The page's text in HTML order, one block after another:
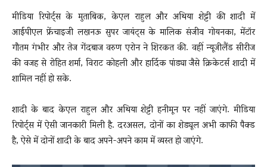
मीडिया रिपोर्ट्स के मुताबिक, केएल राहुल और अथिया शेट्टी की शादी में
आईपीएल फ्रेंचाइजी लखनऊ सुपर जायंट्स के मालिक संजीव गोयनका, मेंटॉर
गौतम गंभीर और तेज गेंदबाज वरुण एरोन ने शिरकत की. वहीं न्यूजीलैंड सीरीज
की वजह से रोहित शर्मा, विराट कोहली और हार्दिक पांड्या जैसे क्रिकेटर्स शादी में
शामिल नहीं हो सके.
शादी के बाद केएल राहुल और अथिया शेट्टी हनीमून पर नहीं जाएंगे. मीडिया
रिपोर्ट्स में ऐसी जानकारी मिली है. दरअसल, दोनों का शेड्यूल अभी काफी पैक्ड
है, ऐसे में दोनों शादी के बाद अपने-अपने काम में व्यस्त हो जाएंगे.